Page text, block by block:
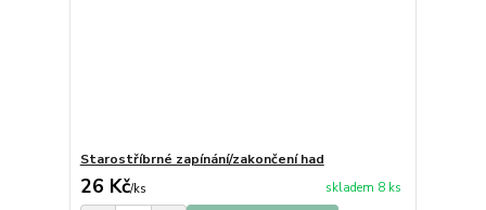
Starostříbrné zapínání/zakončení had
26 Kč/ks skladem 8 ks